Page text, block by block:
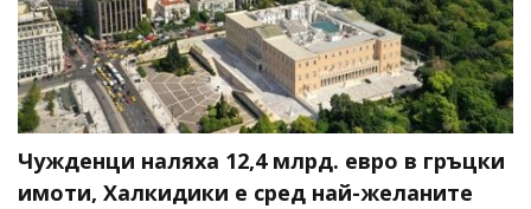
Чужденци наляха 12,4 млрд. евро в гръцки
имоти, Халкидики е сред най-желаните